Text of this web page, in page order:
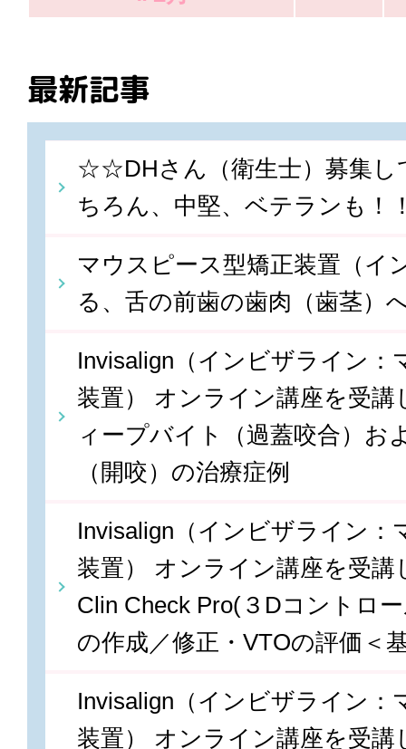
最新記事
☆☆DHさん（衛生士）募集し
ちろん、中堅、ベテランも！
マウスピース型矯正装置（イ
る、舌の前歯の歯肉（歯茎）
Invisalign（インビザライン：
装置） オンライン講座を受講
ィープバイト（過蓋咬合）お
（開咬）の治療症例
Invisalign（インビザライン：
装置） オンライン講座を受講
Clin Check Pro(３Dコントロ
の作成／修正・VTOの評価＜
Invisalign（インビザライン：
装置） オンライン講座を受講